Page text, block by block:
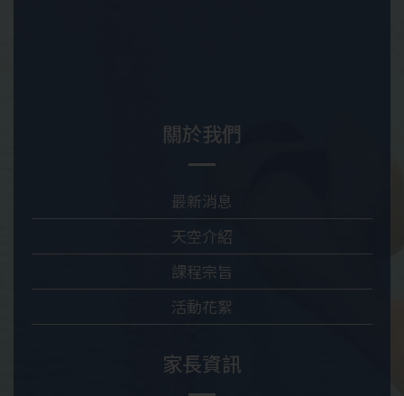
關於我們
最新消息
天空介紹
課程宗旨
活動花絮
家長資訊